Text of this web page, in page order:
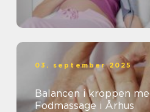
03. september 2025
Balancen i kroppen
Fodmassage i Århus